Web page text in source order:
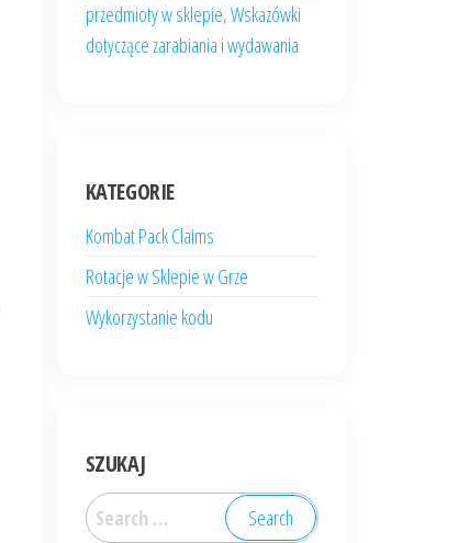
przedmioty w sklepie, Wskazówki
dotyczące zarabiania i wydawania
KATEGORIE
Kombat Pack Claims
Rotacje w Sklepie w Grze
Wykorzystanie kodu
SZUKAJ
Search
for: